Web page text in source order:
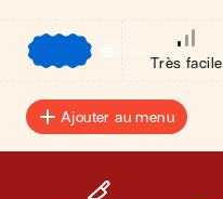
€
Très facile
Ajouter au menu